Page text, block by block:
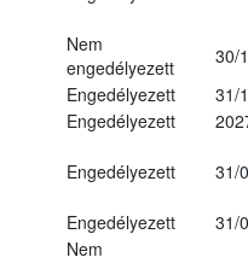
Nem
engedélyezett
30/
Engedélyezett
31/
Engedélyezett
Engedélyezett 31/
Engedélyezett
31/
Nem